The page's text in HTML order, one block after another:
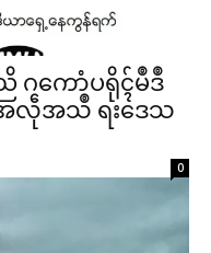
ဂကောံပရိုၚ်မဳဒဳ
လဵုအသဳ ရးဒေသ
0